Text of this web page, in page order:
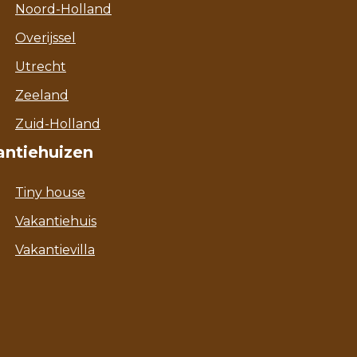
Noord-Holland
Overijssel
Utrecht
Zeeland
Zuid-Holland
Tiny house
Vakantiehuis
Vakantievilla